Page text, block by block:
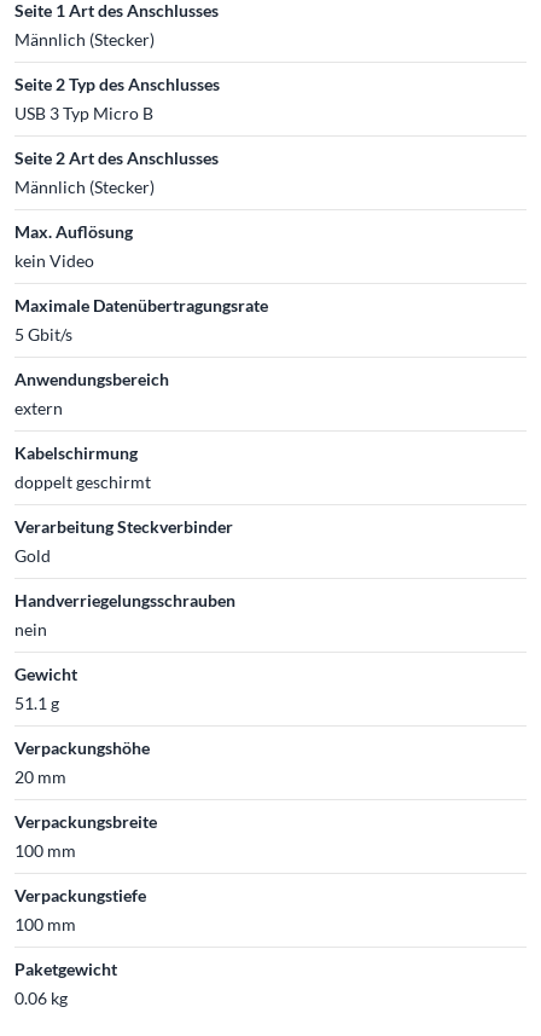
Seite 1 Art des Anschlusses
Männlich (Stecker)
Seite 2 Typ des Anschlusses
USB 3 Typ Micro B
Seite 2 Art des Anschlusses
Männlich (Stecker)
Max. Auflösung
kein Video
Maximale Datenübertragungsrate
5 Gbit/s
Anwendungsbereich
extern
Kabelschirmung
doppelt geschirmt
Verarbeitung Steckverbinder
Gold
Handverriegelungsschrauben
nein
Gewicht
51.1 g
Verpackungshöhe
20 mm
Verpackungsbreite
100 mm
Verpackungstiefe
100 mm
Paketgewicht
0.06 kg